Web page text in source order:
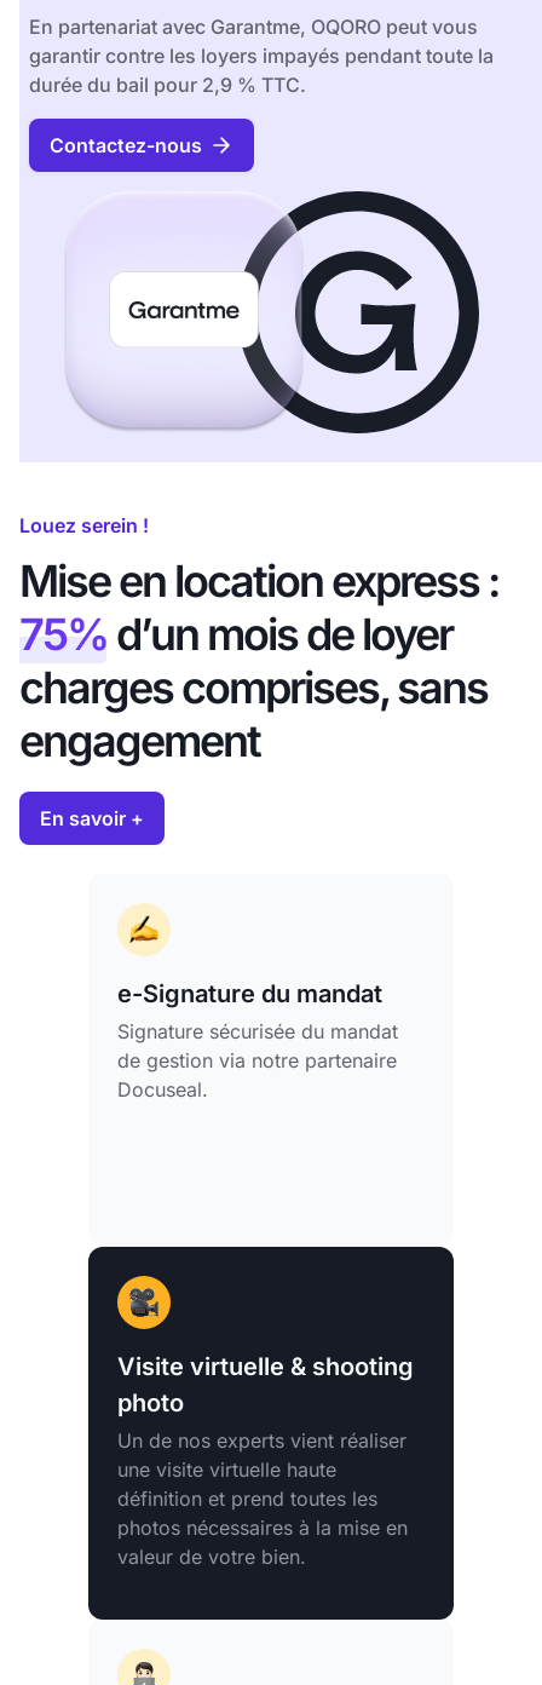
En partenariat avec Garantme, OQORO peut vous
garantir contre les loyers impayés pendant toute la
durée du bail pour 2,9 % TTC.
Contactez-nous
Louez serein !
Mise en location express :
75% d’un mois de loyer
charges comprises, sans
engagement
En savoir +
e-Signature du mandat
Signature sécurisée du mandat
de gestion via notre partenaire
Docuseal.
Visite virtuelle & shooting
photo
Un de nos experts vient réaliser
une visite virtuelle haute
définition et prend toutes les
photos nécessaires à la mise en
valeur de votre bien.